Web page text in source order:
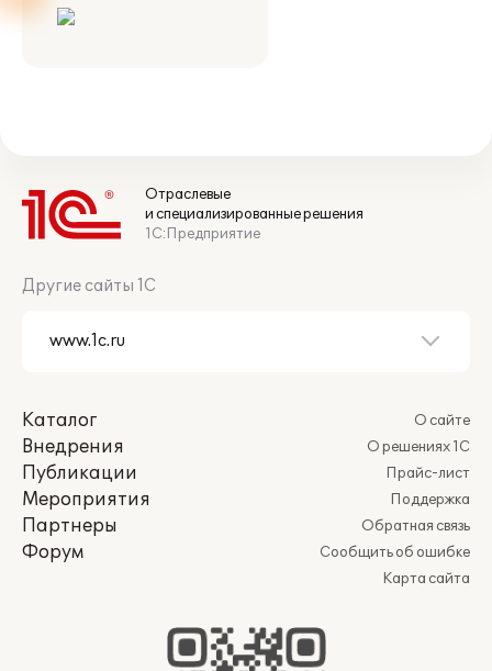
Отраслевые
и специализированные решения
1С:Предприятие
Другие сайты 1С
Каталог
Внедрения
Публикации
Мероприятия
Партнеры
Форум
О сайте
О решениях 1С
Прайс-лист
Поддержка
Обратная связь
Сообщить об ошибке
Карта сайта